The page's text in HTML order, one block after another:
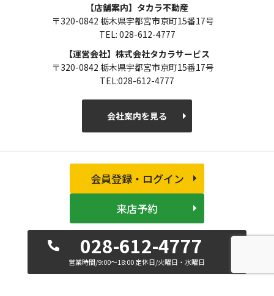
【店舗案内】タカラ不動産
〒320-0842 栃木県宇都宮市京町15番17号
TEL: 028-612-4777
【運営会社】株式会社タカラサービス
〒320-0842 栃木県宇都宮市京町15番17号
TEL:028-612-4777
会社案内を見る
会員登録・ログイン
来店予約
028-612-4777
営業時間/9:00～18:00 定休日/火曜日・水曜日